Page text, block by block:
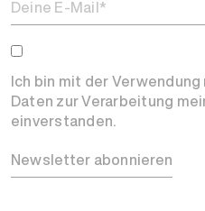
Ich bin mit der
Daten zur Verarbeitung
einverstanden.
Newsletter abonnieren